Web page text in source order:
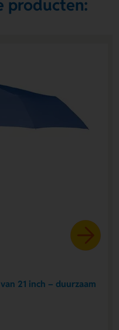
producten:
21 inch – duurzaam